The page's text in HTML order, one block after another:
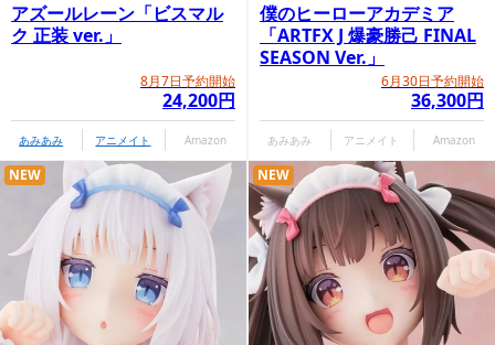
アズールレーン「ビスマル
ク 正装 ver.」
8月7日予約開始
24,200円
あみあみ アニメイト Amazon
僕のヒーローアカデミア
「ARTFX J 爆豪勝己 FINAL
SEASON Ver.」
6月30日予約開始
36,300円
あみあみ アニメイト Amazon
NEW NEW